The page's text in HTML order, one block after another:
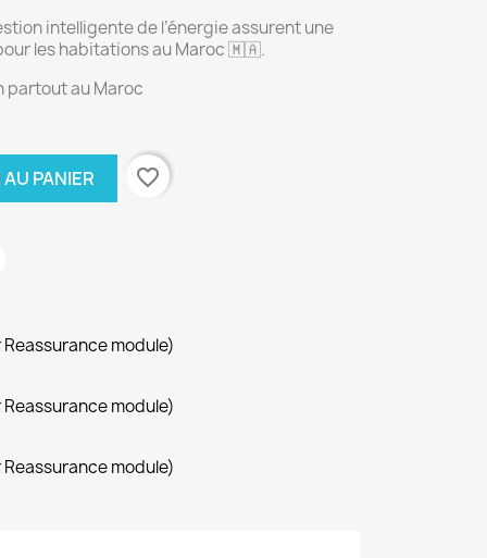
intelligente de l’énergie assurent une
les habitations au Maroc 🇲🇦.
partout au Maroc
PANIER favorite_border
module)
module)
module)